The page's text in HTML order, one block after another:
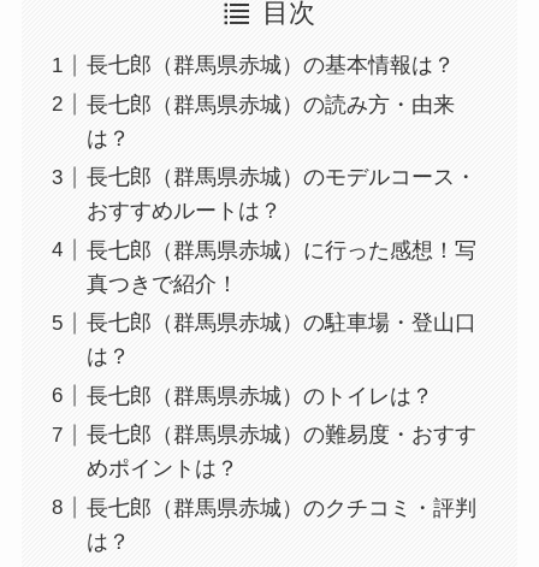
目次
長七郎（群馬県赤城）の基本情報は？
長七郎（群馬県赤城）の読み方・由来
は？
長七郎（群馬県赤城）のモデルコース・
おすすめルートは？
長七郎（群馬県赤城）に行った感想！写
真つきで紹介！
長七郎（群馬県赤城）の駐車場・登山口
は？
長七郎（群馬県赤城）のトイレは？
長七郎（群馬県赤城）の難易度・おすす
めポイントは？
長七郎（群馬県赤城）のクチコミ・評判
は？